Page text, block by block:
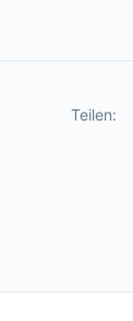
Teilen: